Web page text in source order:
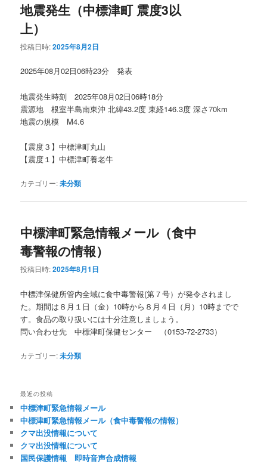
地震発生（中標津町 震度3以
上）
投稿日時:2025年8月2日
2025年08月02日06時23分 発表
地震発生時刻 2025年08月02日06時18分
震源地 根室半島南東沖 北緯43.2度 東経146.3度 深さ70km
地震の規模 M4.6
【震度３】中標津町丸山
【震度１】中標津町養老牛
カテゴリー:未分類
中標津町緊急情報メール（食中
毒警報の情報）
投稿日時:2025年8月1日
中標津保健所管内全域に食中毒警報(第７号）が発令されまし
た。期間は８月１日（金）10時から８月４日（月）10時までで
す。食品の取り扱いには十分注意しましょう。
問い合わせ先 中標津町保健センター （0153-72-2733）
カテゴリー:未分類
最近の投稿
中標津町緊急情報メール
中標津町緊急情報メール（食中毒警報の情報）
クマ出没情報について
クマ出没情報について
国民保護情報 即時音声合成情報